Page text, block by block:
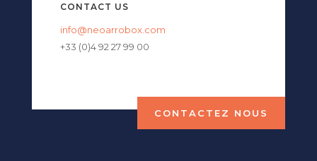
CONTACT US
info@neoarrobox.com
+33 (0)4 92 27 99 00
CONTACTEZ NOUS